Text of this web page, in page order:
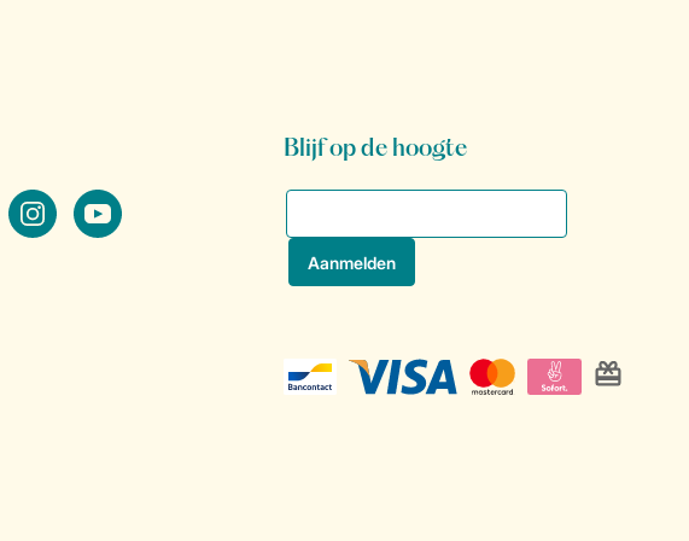
instagramyoutube
Blijf op de hoogte